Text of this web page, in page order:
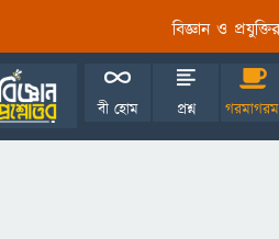
বিজ্ঞান ও
বী হোম প্রশ্ন